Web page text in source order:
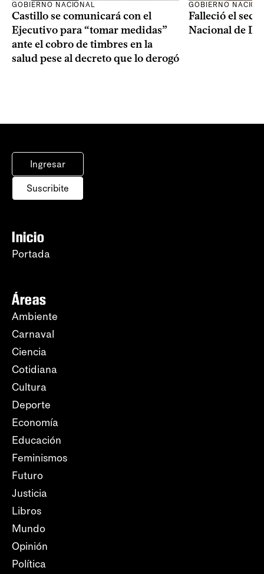
GOBIERNO NACIONAL
Castillo se comunicará con el
Ejecutivo para “tomar medidas”
ante el cobro de timbres en la
salud pese al decreto que lo derogó
GOBIERNO
Falleció el
Nacional de
Ingresar
Suscribite
Inicio
Portada
Áreas
Ambiente
Carnaval
Ciencia
Cotidiana
Cultura
Deporte
Economía
Educación
Feminismos
Futuro
Justicia
Libros
Mundo
Opinión
Política